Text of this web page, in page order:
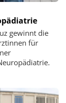
gewinnt die
für